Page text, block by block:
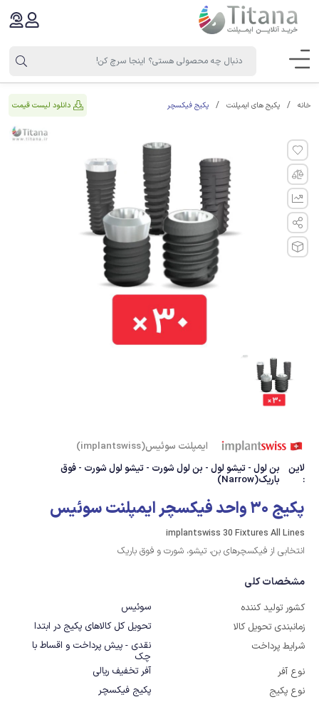
خانه پکیج های ایمپلنت پکیج فیکسچر دانلود لیست قیمت
ایمپلنت سوئیس(implantswiss)
لاین
:
بن لول - تیشو لول - بن لول شورت - تیشو لول شورت - فوق
باریک(Narrow)
پکیج 30 واحد فیکسچر ایمپلنت سوئیس
implantswiss 30 Fixtures All Lines
انتخابی از فیکسچرهای بن، تیشو، شورت و فوق باریک
مشخصات کلی
کشور تولید کننده
سوئیس
زمانبندی تحویل کالا
تحویل کل کالاهای پکیج در ابتدا
شرایط پرداخت
نقدی - پیش پرداخت و اقساط با
چک
نوع آفر
آفر تخفیف ریالی
نوع پکیج
پکیج فیکسچر